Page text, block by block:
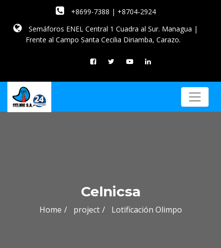
+8699-7388 | +8704-2924
Semáforos ENEL Central 1 Cuadra al Sur. Managua |
Frente al Campo Santa Cecilia Diriamba, Carazo.
Celnicsa
Home project Lotificación Olimpo